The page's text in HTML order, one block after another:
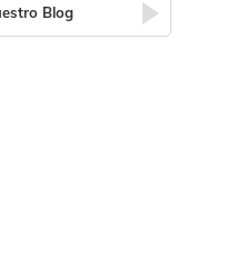
Blog